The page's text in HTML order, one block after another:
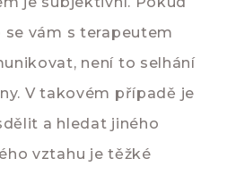
vám s terapeutem
není to selhání
V takovém případě je
a hledat jiného
vztahu je těžké